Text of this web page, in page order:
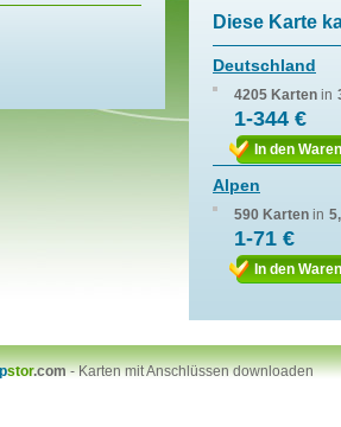
Diese Karte
Deutschland
4205 Karten in
1-344 €
In den
Alpen
590 Karten in
1-71 €
In den
stor.com-Karten mit Anschlüssen downloaden